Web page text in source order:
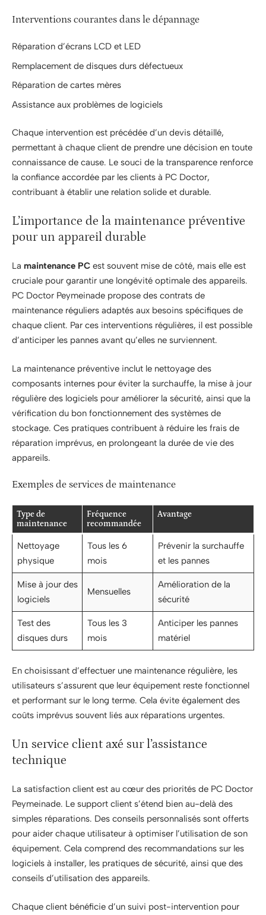
Interventions courantes dans le dépannage
Réparation d’écrans LCD et LED
Remplacement de disques durs défectueux
Réparation de cartes mères
Assistance aux problèmes de logiciels
Chaque intervention est précédée d’un devis détaillé,
permettant à chaque client de prendre une décision en toute
connaissance de cause. Le souci de la transparence renforce
la confiance accordée par les clients à PC Doctor,
contribuant à établir une relation solide et durable.
L’importance de la maintenance préventive
pour un appareil durable
La maintenance PC est souvent mise de côté, mais elle est
cruciale pour garantir une longévité optimale des appareils.
PC Doctor Peymeinade propose des contrats de
maintenance réguliers adaptés aux besoins spécifiques de
chaque client. Par ces interventions régulières, il est possible
d’anticiper les pannes avant qu’elles ne surviennent.
La maintenance préventive inclut le nettoyage des
composants internes pour éviter la surchauffe, la mise à jour
régulière des logiciels pour améliorer la sécurité, ainsi que la
vérification du bon fonctionnement des systèmes de
stockage. Ces pratiques contribuent à réduire les frais de
réparation imprévus, en prolongeant la durée de vie des
appareils.
Exemples de services de maintenance
Type de
maintenance
Fréquence
recommandée
Avantage
Nettoyage
physique
Tous les 6
mois
Prévenir la surchauffe
et les pannes
Mise à jour des
logiciels
Mensuelles
Amélioration de la
sécurité
Test des
disques durs
Tous les 3
mois
Anticiper les pannes
matériel
En choisissant d’effectuer une maintenance régulière, les
utilisateurs s’assurent que leur équipement reste fonctionnel
et performant sur le long terme. Cela évite également des
coûts imprévus souvent liés aux réparations urgentes.
Un service client axé sur l’assistance
technique
La satisfaction client est au cœur des priorités de PC Doctor
Peymeinade. Le support client s’étend bien au-delà des
simples réparations. Des conseils personnalisés sont offerts
pour aider chaque utilisateur à optimiser l’utilisation de son
équipement. Cela comprend des recommandations sur les
logiciels à installer, les pratiques de sécurité, ainsi que des
conseils d’utilisation des appareils.
Chaque client bénéficie d’un suivi post-intervention pour